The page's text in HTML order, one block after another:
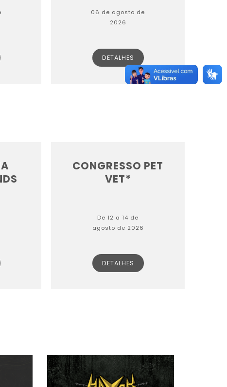
06 de agosto de
2026
DETALHES
CONGRESSO PET
VET*
De 12 a 14 de
agosto de 2026
DETALHES